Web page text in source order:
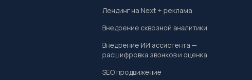
Лендинг на Next + реклама
Внедрение сквозной аналитики
Внедрение ИИ ассистента —
расшифровка звонков и оценка
SEO продвижение